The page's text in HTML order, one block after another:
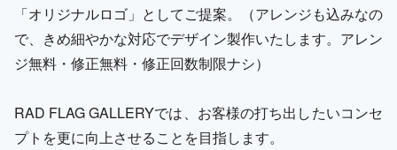
「オリジナルロゴ」としてご提案。（アレンジも込みなの
で、きめ細やかな対応でデザイン製作いたします。アレン
ジ無料・修正無料・修正回数制限ナシ）
RAD FLAG GALLERYでは、お客様の打ち出したいコンセ
プトを更に向上させることを目指します。